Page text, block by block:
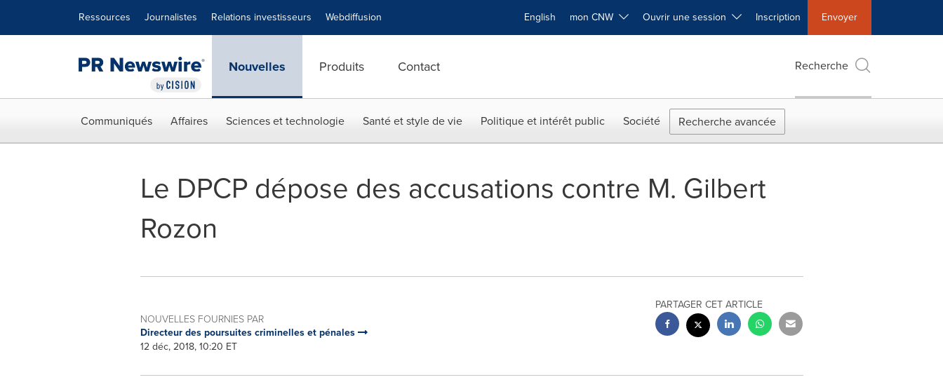
Ressources Journalistes Relations investisseurs Webdiffusion English mon CNW Ouvrir une session Inscription Envoyer
Nouvelles Produits Contact Recherche
Communiqués Affaires Sciences et technologie Santé et style de vie Politique et intérêt public Société Recherche avancée
Le DPCP dépose des accusations contre M. Gilbert
Rozon
NOUVELLES FOURNIES PAR
Directeur des poursuites criminelles et pénales
12 déc, 2018, 10:20 ET
PARTAGER CET ARTICLE